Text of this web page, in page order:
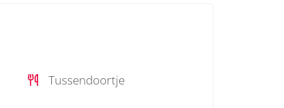
Tussendoortje